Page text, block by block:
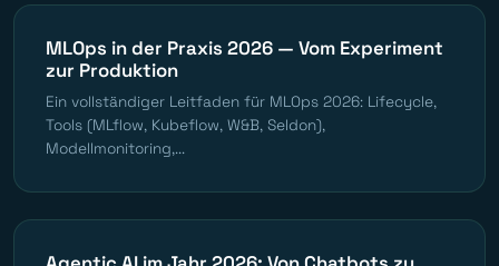
MLOps in der Praxis 2026 — Vom Experiment
zur Produktion
Ein vollständiger Leitfaden für MLOps 2026: Lifecycle,
Tools (MLflow, Kubeflow, W&B, Seldon),
Modellmonitoring,...